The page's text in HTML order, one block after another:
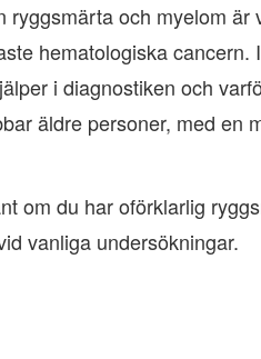
ryggsmärta och myelom
hematologiska
i diagnostiken och
äldre personer, med en
om du har oförklarlig
vanliga undersökningar.